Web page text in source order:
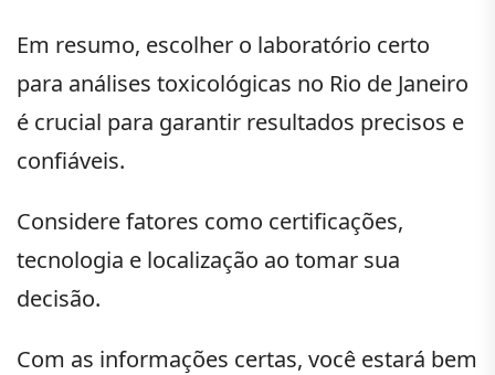
Em resumo, escolher o laboratório certo
para análises toxicológicas no Rio de Janeiro
é crucial para garantir resultados precisos e
confiáveis.
Considere fatores como certificações,
tecnologia e localização ao tomar sua
decisão.
Com as informações certas, você estará bem